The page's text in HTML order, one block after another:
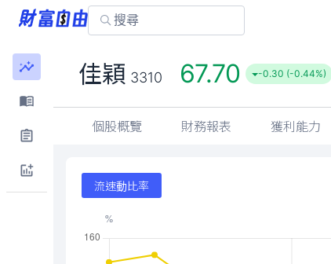
佳穎 3310 67.70 -0.30 (-0.44%)
個股概覽 財務報表 獲利能力
流速動比率